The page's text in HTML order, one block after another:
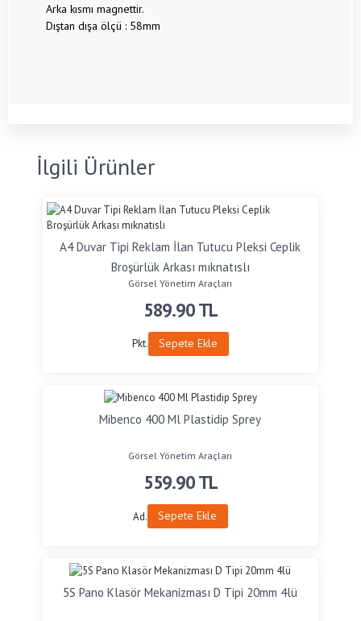
Arka kısmı magnettir.
Dıştan dışa ölçü : 58mm
İlgili Ürünler
A4 Duvar Tipi Reklam İlan Tutucu Pleksi Ceplik
Broşürlük Arkası mıknatıslı
Görsel Yönetim Araçları
589.90TL
Pkt. Sepete Ekle
Mibenco 400 Ml Plastidip Sprey
Görsel Yönetim Araçları
559.90TL
Ad. Sepete Ekle
5S Pano Klasör Mekanizması D Tipi 20mm 4lü